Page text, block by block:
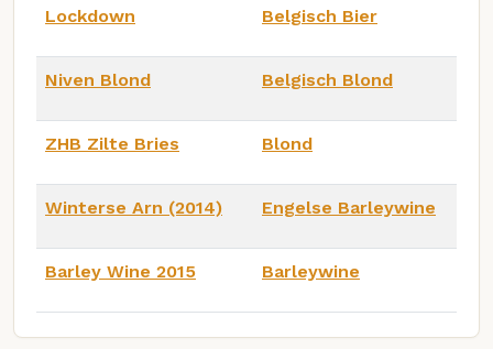
Lockdown
Belgisch Bier
Niven Blond Belgisch Blond
ZHB Zilte Bries Blond
Winterse Arn (2014) Engelse Barleywine
Barley Wine 2015 Barleywine